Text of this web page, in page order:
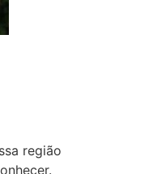
região